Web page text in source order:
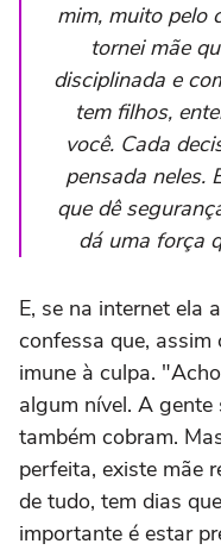
mim, muito pelo
tornei mãe
disciplinada e
tem filhos,
você. Cada
pensada neles.
que dê
dá uma força
E, se na internet ela
confessa que,
imune à culpa.
algum nível. A gente
também cobram.
perfeita, existe mãe
de tudo, tem dias
importante é estar